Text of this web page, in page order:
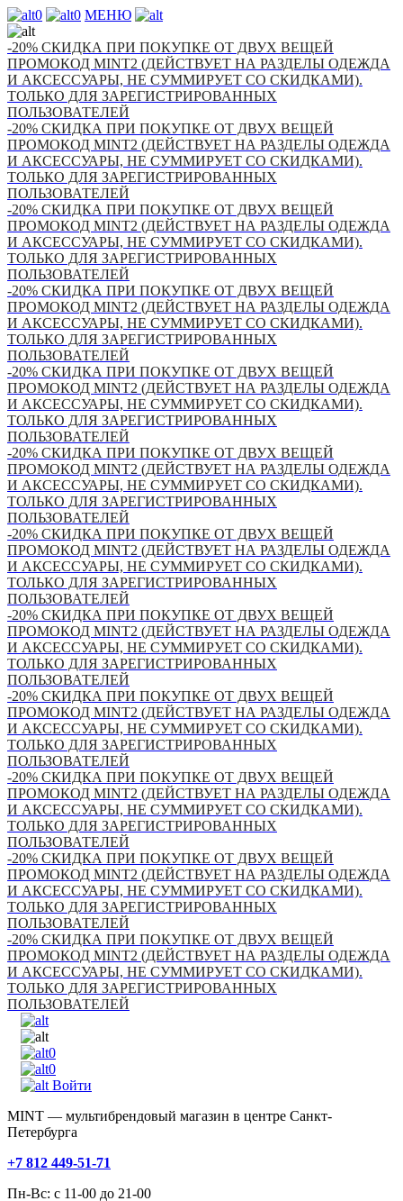
0 0 МЕНЮ
-20% СКИДКА ПРИ ПОКУПКЕ ОТ ДВУХ ВЕЩЕЙ
ПРОМОКОД MINT2 (ДЕЙСТВУЕТ НА РАЗДЕЛЫ ОДЕЖДА
И АКСЕССУАРЫ, НЕ СУММИРУЕТ СО СКИДКАМИ).
ТОЛЬКО ДЛЯ ЗАРЕГИСТРИРОВАННЫХ
ПОЛЬЗОВАТЕЛЕЙ
-20% СКИДКА ПРИ ПОКУПКЕ ОТ ДВУХ ВЕЩЕЙ
ПРОМОКОД MINT2 (ДЕЙСТВУЕТ НА РАЗДЕЛЫ ОДЕЖДА
И АКСЕССУАРЫ, НЕ СУММИРУЕТ СО СКИДКАМИ).
ТОЛЬКО ДЛЯ ЗАРЕГИСТРИРОВАННЫХ
ПОЛЬЗОВАТЕЛЕЙ
-20% СКИДКА ПРИ ПОКУПКЕ ОТ ДВУХ ВЕЩЕЙ
ПРОМОКОД MINT2 (ДЕЙСТВУЕТ НА РАЗДЕЛЫ ОДЕЖДА
И АКСЕССУАРЫ, НЕ СУММИРУЕТ СО СКИДКАМИ).
ТОЛЬКО ДЛЯ ЗАРЕГИСТРИРОВАННЫХ
ПОЛЬЗОВАТЕЛЕЙ
-20% СКИДКА ПРИ ПОКУПКЕ ОТ ДВУХ ВЕЩЕЙ
ПРОМОКОД MINT2 (ДЕЙСТВУЕТ НА РАЗДЕЛЫ ОДЕЖДА
И АКСЕССУАРЫ, НЕ СУММИРУЕТ СО СКИДКАМИ).
ТОЛЬКО ДЛЯ ЗАРЕГИСТРИРОВАННЫХ
ПОЛЬЗОВАТЕЛЕЙ
-20% СКИДКА ПРИ ПОКУПКЕ ОТ ДВУХ ВЕЩЕЙ
ПРОМОКОД MINT2 (ДЕЙСТВУЕТ НА РАЗДЕЛЫ ОДЕЖДА
И АКСЕССУАРЫ, НЕ СУММИРУЕТ СО СКИДКАМИ).
ТОЛЬКО ДЛЯ ЗАРЕГИСТРИРОВАННЫХ
ПОЛЬЗОВАТЕЛЕЙ
-20% СКИДКА ПРИ ПОКУПКЕ ОТ ДВУХ ВЕЩЕЙ
ПРОМОКОД MINT2 (ДЕЙСТВУЕТ НА РАЗДЕЛЫ ОДЕЖДА
И АКСЕССУАРЫ, НЕ СУММИРУЕТ СО СКИДКАМИ).
ТОЛЬКО ДЛЯ ЗАРЕГИСТРИРОВАННЫХ
ПОЛЬЗОВАТЕЛЕЙ
-20% СКИДКА ПРИ ПОКУПКЕ ОТ ДВУХ ВЕЩЕЙ
ПРОМОКОД MINT2 (ДЕЙСТВУЕТ НА РАЗДЕЛЫ ОДЕЖДА
И АКСЕССУАРЫ, НЕ СУММИРУЕТ СО СКИДКАМИ).
ТОЛЬКО ДЛЯ ЗАРЕГИСТРИРОВАННЫХ
ПОЛЬЗОВАТЕЛЕЙ
-20% СКИДКА ПРИ ПОКУПКЕ ОТ ДВУХ ВЕЩЕЙ
ПРОМОКОД MINT2 (ДЕЙСТВУЕТ НА РАЗДЕЛЫ ОДЕЖДА
И АКСЕССУАРЫ, НЕ СУММИРУЕТ СО СКИДКАМИ).
ТОЛЬКО ДЛЯ ЗАРЕГИСТРИРОВАННЫХ
ПОЛЬЗОВАТЕЛЕЙ
-20% СКИДКА ПРИ ПОКУПКЕ ОТ ДВУХ ВЕЩЕЙ
ПРОМОКОД MINT2 (ДЕЙСТВУЕТ НА РАЗДЕЛЫ ОДЕЖДА
И АКСЕССУАРЫ, НЕ СУММИРУЕТ СО СКИДКАМИ).
ТОЛЬКО ДЛЯ ЗАРЕГИСТРИРОВАННЫХ
ПОЛЬЗОВАТЕЛЕЙ
-20% СКИДКА ПРИ ПОКУПКЕ ОТ ДВУХ ВЕЩЕЙ
ПРОМОКОД MINT2 (ДЕЙСТВУЕТ НА РАЗДЕЛЫ ОДЕЖДА
И АКСЕССУАРЫ, НЕ СУММИРУЕТ СО СКИДКАМИ).
ТОЛЬКО ДЛЯ ЗАРЕГИСТРИРОВАННЫХ
ПОЛЬЗОВАТЕЛЕЙ
-20% СКИДКА ПРИ ПОКУПКЕ ОТ ДВУХ ВЕЩЕЙ
ПРОМОКОД MINT2 (ДЕЙСТВУЕТ НА РАЗДЕЛЫ ОДЕЖДА
И АКСЕССУАРЫ, НЕ СУММИРУЕТ СО СКИДКАМИ).
ТОЛЬКО ДЛЯ ЗАРЕГИСТРИРОВАННЫХ
ПОЛЬЗОВАТЕЛЕЙ
-20% СКИДКА ПРИ ПОКУПКЕ ОТ ДВУХ ВЕЩЕЙ
ПРОМОКОД MINT2 (ДЕЙСТВУЕТ НА РАЗДЕЛЫ ОДЕЖДА
И АКСЕССУАРЫ, НЕ СУММИРУЕТ СО СКИДКАМИ).
ТОЛЬКО ДЛЯ ЗАРЕГИСТРИРОВАННЫХ
ПОЛЬЗОВАТЕЛЕЙ
0
0
Войти
MINT — мультибрендовый магазин в центре Санкт-
Петербурга
+7 812 449-51-71
Пн-Вс: с 11-00 до 21-00